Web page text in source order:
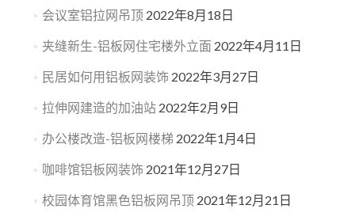
会议室铝拉网吊顶 2022年8月18日
夹缝新生-铝板网住宅楼外立面 2022年4月11日
民居如何用铝板网装饰 2022年3月27日
拉伸网建造的加油站 2022年2月9日
办公楼改造-铝板网楼梯 2022年1月4日
咖啡馆铝板网装饰 2021年12月27日
校园体育馆黑色铝板网吊顶 2021年12月21日